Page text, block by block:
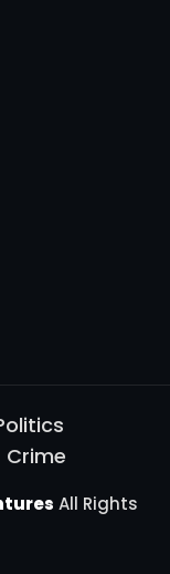
Crime
All Rights